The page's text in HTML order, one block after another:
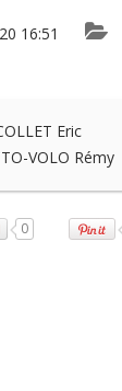
16:51
Eric
VOLO Rémy
0